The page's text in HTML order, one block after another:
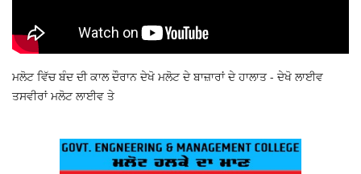
ਮਲੋਟ ਵਿੱਚ ਬੰਦ ਦੀ ਕਾਲ ਦੌਰਾਨ ਦੇਖੋ ਮਲੋਟ ਦੇ ਬਾਜ਼ਾਰਾਂ ਦੇ ਹਾਲਾਤ - ਦੇਖੋ ਲਾਈਵ
ਤਸਵੀਰਾਂ ਮਲੋਟ ਲਾਈਵ ਤੇ